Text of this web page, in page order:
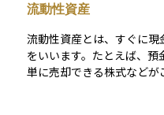
が貸倒引当金です。これに
た場合でも、企業の利益が
す。初心者の方にとって
りそうな貸し倒れに備え
りやすいでしょう。これは
流動性資産
流動性資産とは、すぐに
をいいます。たとえば、
単に売却できる株式など